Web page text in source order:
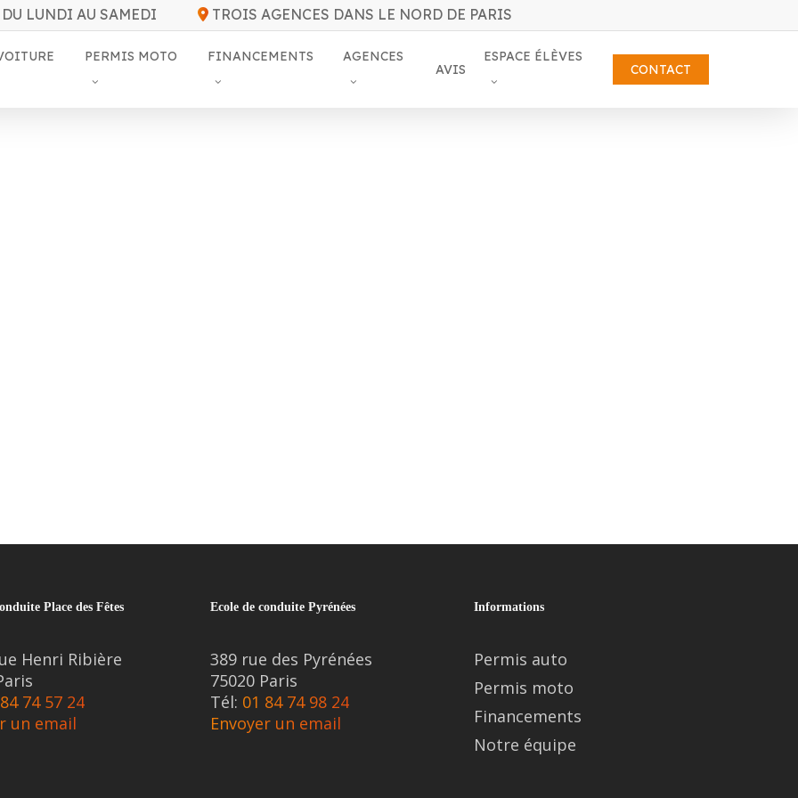
LUNDI AU SAMEDI TROIS AGENCES DANS LE NORD DE PARIS
PERMIS MOTO FINANCEMENTS
AGENCES
AVIS
ESPACE ÉLÈVES
CONTACT
Place des Fêtes
Henri Ribière
74 57 24
un email
Ecole de conduite Pyrénées
389 rue des Pyrénées
75020 Paris
Tél: 01 84 74 98 24
Envoyer un email
Informations
Permis auto
Permis moto
Financements
Notre équipe